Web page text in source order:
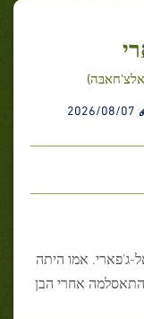
2026/08/07
ג'פארי. אמו היתה
אחרי הבן